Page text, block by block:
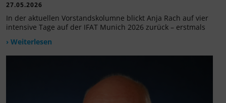
27.05.2026
In der aktuellen Vorstandskolumne blickt Anja Rach auf vier
intensive Tage auf der IFAT Munich 2026 zurück – erstmals
› Weiterlesen